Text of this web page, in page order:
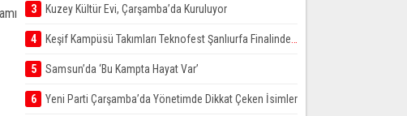
3 Kuzey Kültür Evi, Çarşamba’da Kuruluyor
4 Keşif Kampüsü Takımları Teknofest Şanlıurfa Finalinde Yarışmaya Hak Kazandı
5 Samsun’da ‘Bu Kampta Hayat Var’
6 Yeni Parti Çarşamba’da Yönetimde Dikkat Çeken İsimler